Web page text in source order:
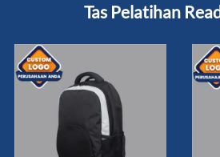
Tas Pelatihan